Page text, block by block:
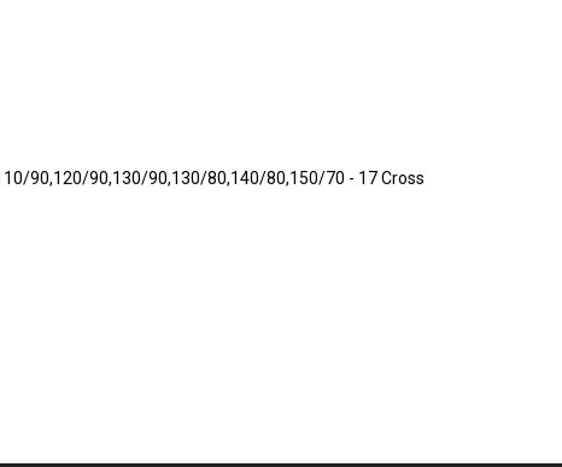
90,120/90,130/90,130/80,140/80,150/70 - 17 Cross